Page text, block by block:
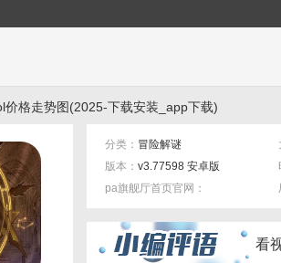
格走势图(2025-下载安装_app下载)
分类： 冒险解谜
版本： v3.77598 安卓版
pa旗舰厅首页官网：
看